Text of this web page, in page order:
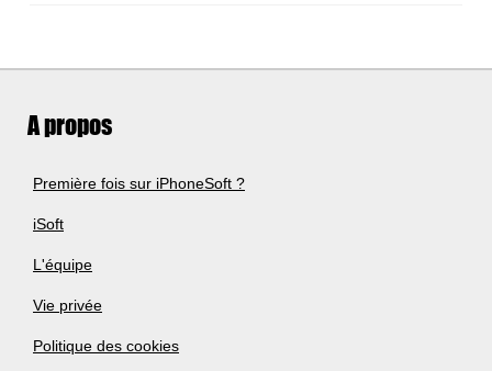
A propos
Première fois sur iPhoneSoft ?
iSoft
L'équipe
Vie privée
Politique des cookies